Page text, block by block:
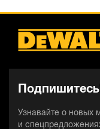
Узнавайте о новых
и